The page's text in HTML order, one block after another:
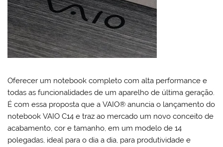
Oferecer um notebook completo com alta performance e
todas as funcionalidades de um aparelho de última geração.
É com essa proposta que a VAIO® anuncia o lançamento do
notebook VAIO C14 e traz ao mercado um novo conceito de
acabamento, cor e tamanho, em um modelo de 14
polegadas, ideal para o dia a dia, para produtividade e